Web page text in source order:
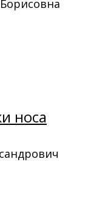
носа